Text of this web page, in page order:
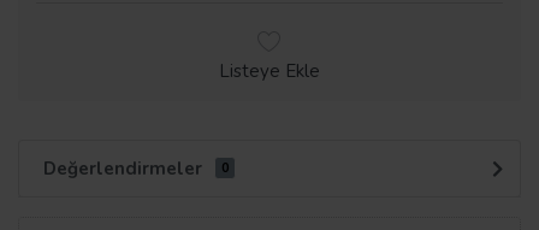
Listeye Ekle
Değerlendirmeler 0